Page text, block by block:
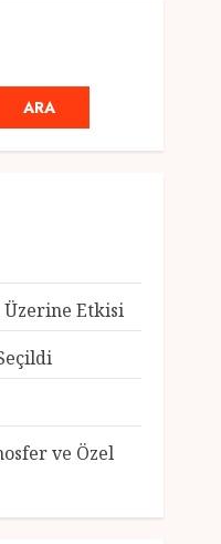
ARA
Etkisi
ve Özel
En Güzel